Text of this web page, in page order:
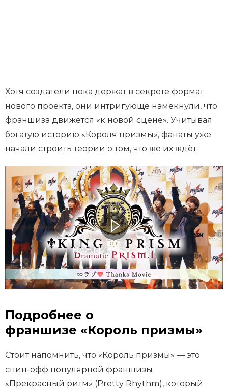
Хотя создатели пока держат в секрете формат
нового проекта, они интригующе намекнули, что
франшиза движется «к новой сцене». Учитывая
богатую историю «Короля призмы», фанаты уже
начали строить теории о том, что же их ждёт.
НАЖМИ И СМОТРИ
Подробнее о
франшизе «Король призмы»
Стоит напомнить, что «Король призмы» — это
спин-офф популярной франшизы
«Прекрасный ритм» (Pretty Rhythm), который